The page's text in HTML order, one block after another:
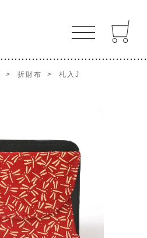
> 折財布 >
札入J